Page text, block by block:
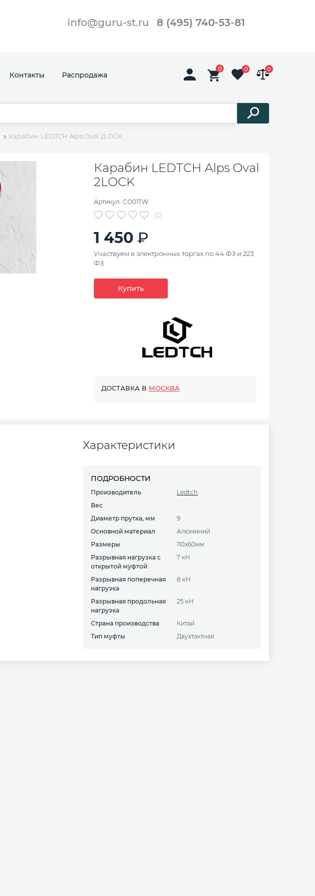
info@guru-st.ru 8 (495) 740-53-81
Контакты Распродажа
0 0 0
Карабин LEDTCH Alps Oval 2LOCK
Карабин LEDTCH Alps Oval
2LOCK
Артикул: CO01TW
(0)
1 450
Участвуем в электронных торгах по 44 ФЗ и 223
ФЗ
Купить
ДОСТАВКА В МОСКВА
Характеристики
ПОДРОБНОСТИ
Производитель
Ledtch
Вес
Диаметр прутка, мм
9
Основной материал
алюминий
Размеры
110х60мм
Разрывная нагрузка с
открытой муфтой
7 кН
Разрывная поперечная
нагрузка
8 кН
Разрывная продольная
нагрузка
25 кН
Страна производства
Китай
Тип муфты
Двухтактная